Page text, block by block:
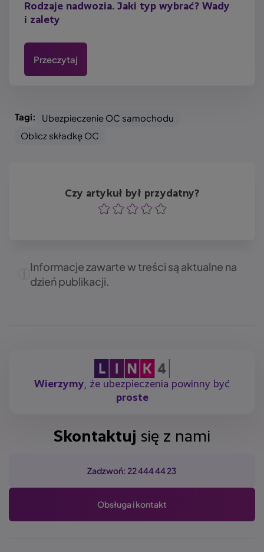
Rodzaje nadwozia. Jaki typ wybrać? Wady
i zalety
Przeczytaj
Tagi:
Ubezpieczenie OC samochodu
Oblicz składkę OC
Czy artykuł był przydatny?
OcenaOcenaOcena
OcenaOcena
Informacje zawarte w treści są aktualne na
dzień publikacji.
Wierzymy, że ubezpieczenia powinny być
proste
Skontaktuj się z nami
Zadzwoń: 22 444 44 23
Obsługa i kontakt